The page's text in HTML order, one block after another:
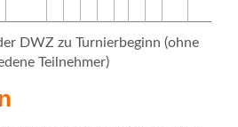
DWZ zu Turnierbeginn (ohne
Teilnehmer)